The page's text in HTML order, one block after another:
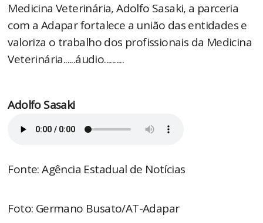
Medicina Veterinária, Adolfo Sasaki, a parceria
com a Adapar fortalece a união das entidades e
valoriza o trabalho dos profissionais da Medicina
Veterinária......áudio..........
Adolfo Sasaki
Fonte: Agência Estadual de Notícias
Foto: Germano Busato/AT-Adapar